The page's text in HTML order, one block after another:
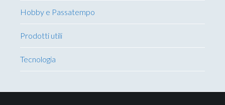
Hobby e Passatempo
Prodotti utili
Tecnologia